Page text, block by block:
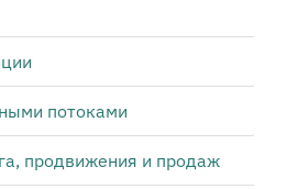
потоками
продвижения и продаж